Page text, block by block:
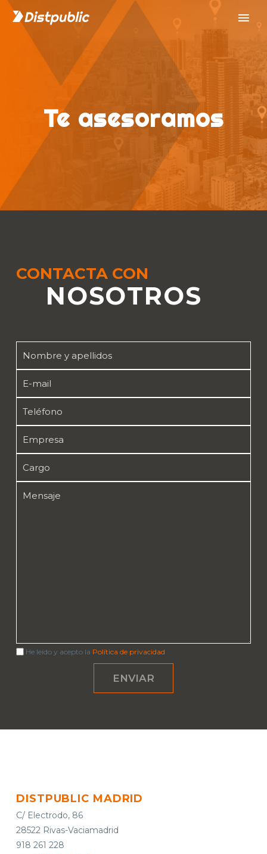
te asesoramos
CONTACTA CON
NOSOTROS
He leído y acepto la Política de privacidad
DISTPUBLIC MADRID
C/ Electrodo, 86
28522 Rivas-Vaciamadrid
918 261 228